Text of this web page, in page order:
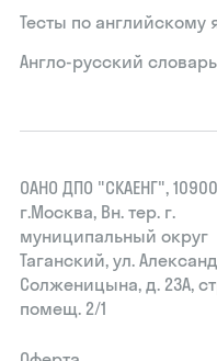
Тесты по английскому
Англо-русский словарь
ОАНО ДПО "СКАЕНГ",
г.Москва, Вн. тер. г.
муниципальный округ
Таганский, ул.
Солженицына, д. 23А,
помещ. 2/1